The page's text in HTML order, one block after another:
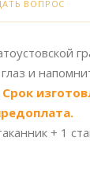
ВОПРОС
и
Срок
+ 1